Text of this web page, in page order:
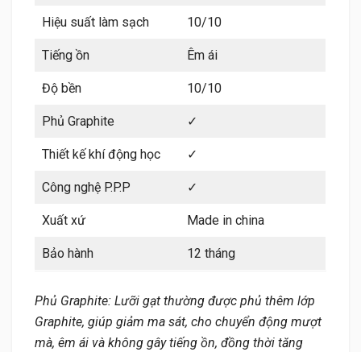
Hiệu suất làm sạch 10/10
Tiếng ồn Êm ái
Độ bền 10/10
Phủ Graphite ✓
Thiết kế khí động học ✓
Công nghệ P.P.P ✓
Xuất xứ Made in china
Bảo hành 12 tháng
Phủ Graphite: Lưỡi gạt thường được phủ thêm lớp
Graphite, giúp giảm ma sát, cho chuyển động mượt
mà, êm ái và không gây tiếng ồn, đồng thời tăng